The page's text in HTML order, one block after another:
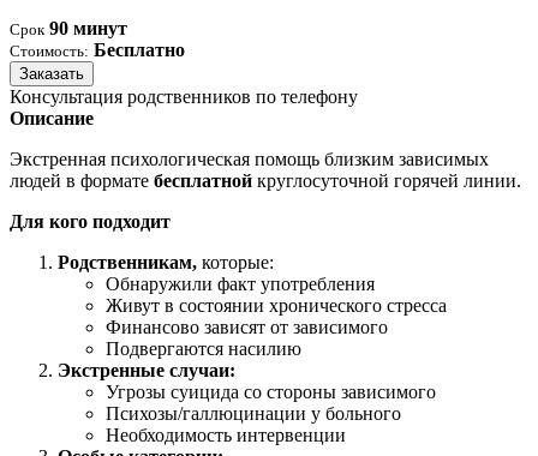
Срок 90 минут
Стоимость: Бесплатно
Заказать
Консультация родственников по телефону
Описание
Экстренная психологическая помощь близким зависимых
людей в формате бесплатной круглосуточной горячей линии.
Для кого подходит
Родственникам, которые:
Обнаружили факт употребления
Живут в состоянии хронического стресса
Финансово зависят от зависимого
Подвергаются насилию
Экстренные случаи:
Угрозы суицида со стороны зависимого
Психозы/галлюцинации у больного
Необходимость интервенции